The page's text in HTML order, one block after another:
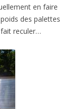
en faire
des palettes
reculer…